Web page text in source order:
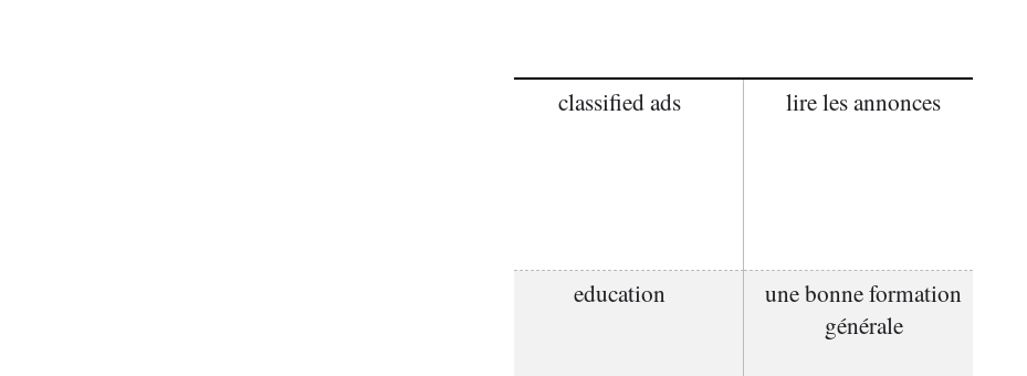
classified ads lire les annonces
education
une bonne formation
générale